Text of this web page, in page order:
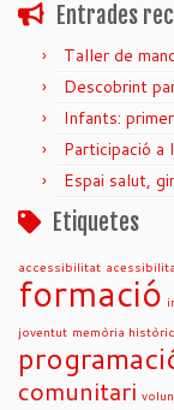
Entrades
Taller de
Descobrint
Infants:
Participació a
Espai salut,
Etiquetes
accessibilitat
formació
joventut memòria
comunitari